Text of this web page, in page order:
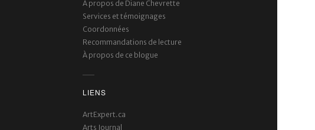
À propos de Diane Chevrette
Services et témoignages
Coordonnées
Recommandations de lecture
À propos de ce blogue
LIENS
ArtExpert.ca
Arts Journal